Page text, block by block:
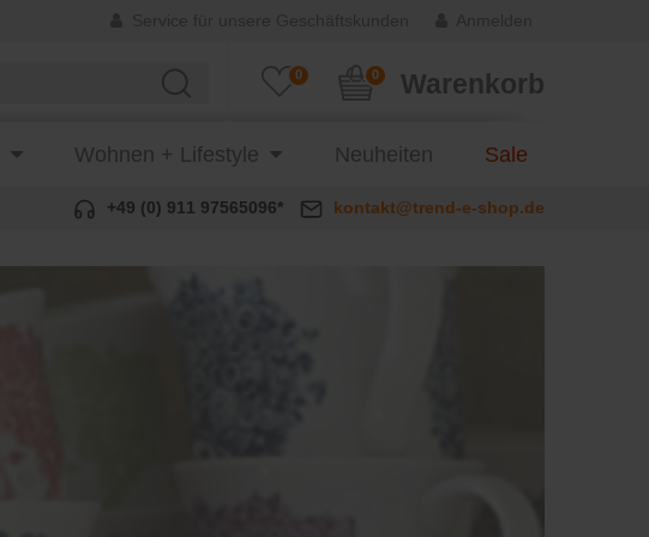
0 Warenkorb
0
Wohnen + Lifestyle Neuheiten Sale
+49 (0) 911 97565096* kontakt@trend-e-shop.de